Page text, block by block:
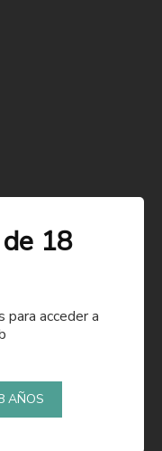
18
para acceder a
AÑOS